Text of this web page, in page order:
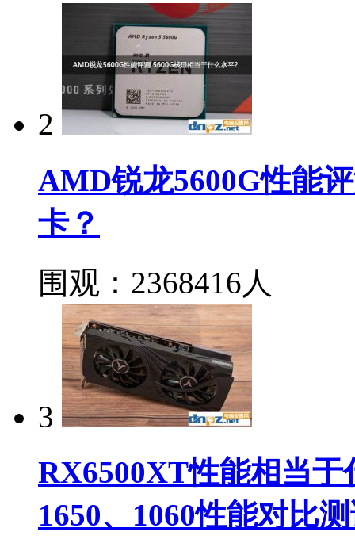
2
AMD锐龙5600G性能
卡？
围观：2368416人
3
RX6500XT性能相当于
1650、1060性能对比